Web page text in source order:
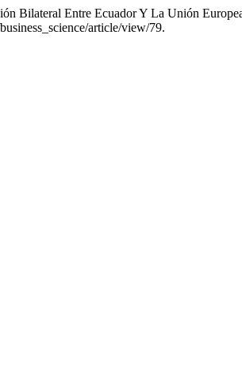
Bilateral Entre Ecuador Y La Unión
article/view/79.